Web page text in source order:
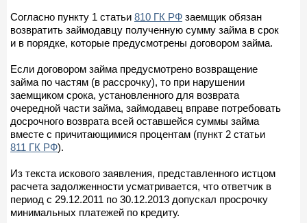
Согласно пункту 1 статьи 810 ГК РФ заемщик обязан
возвратить займодавцу полученную сумму займа в срок
и в порядке, которые предусмотрены договором займа.
Если договором займа предусмотрено возвращение
займа по частям (в рассрочку), то при нарушении
заемщиком срока, установленного для возврата
очередной части займа, займодавец вправе потребовать
досрочного возврата всей оставшейся суммы займа
вместе с причитающимися процентам (пункт 2 статьи
811 ГК РФ).
Из текста искового заявления, представленного истцом
расчета задолженности усматривается, что ответчик в
период с 29.12.2011 по 30.12.2013 допускал просрочку
минимальных платежей по кредиту.